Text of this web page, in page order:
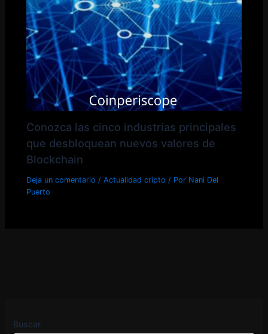
Conozca las cinco industrias principales
que desbloquean nuevos valores de
Blockchain
Deja un comentario /Actualidad cripto / Por Nani Del
Puerto
Buscar